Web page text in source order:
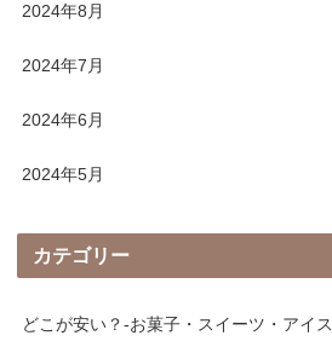
2024年8月
2024年7月
2024年6月
2024年5月
カテゴリー
どこが安い？-お菓子・スイーツ・アイス